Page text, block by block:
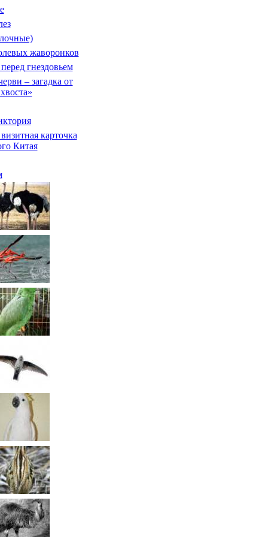
жаворонков
гнездовьем
– загадка от
карточка
Китая